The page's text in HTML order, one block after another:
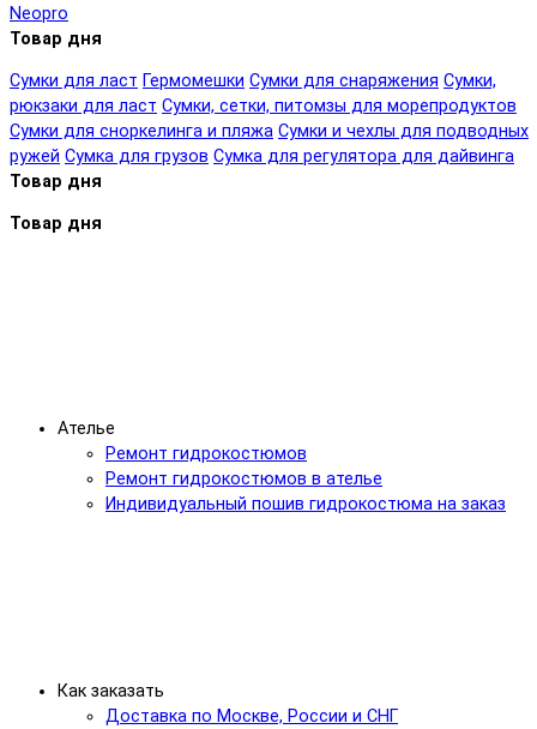
Neopro
Товар дня
Сумки для ласт Гермомешки Сумки для снаряжения Сумки,
рюкзаки для ласт Сумки, сетки, питомзы для морепродуктов
Сумки для сноркелинга и пляжа Сумки и чехлы для подводных
ружей Сумка для грузов Сумка для регулятора для дайвинга
Товар дня
Товар дня
Ателье
Ремонт гидрокостюмов
Ремонт гидрокостюмов в ателье
Индивидуальный пошив гидрокостюма на заказ
Как заказать
Доставка по Москве, России и СНГ